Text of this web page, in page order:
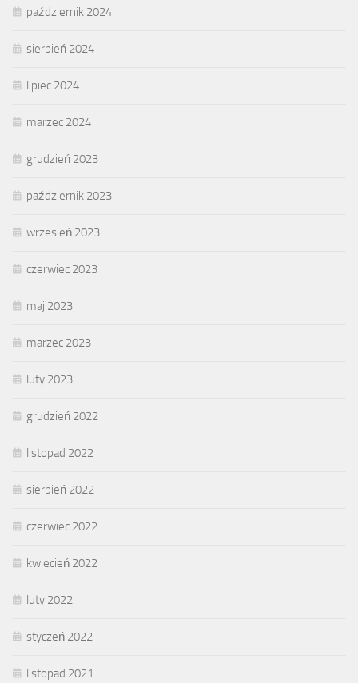
październik 2024
sierpień 2024
lipiec 2024
marzec 2024
grudzień 2023
październik 2023
wrzesień 2023
czerwiec 2023
maj 2023
marzec 2023
luty 2023
grudzień 2022
listopad 2022
sierpień 2022
czerwiec 2022
kwiecień 2022
luty 2022
styczeń 2022
listopad 2021